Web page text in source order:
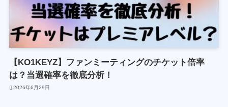
【KO1KEYZ】ファンミーティングのチケット倍率
は？当選確率を徹底分析！
2026年6月29日